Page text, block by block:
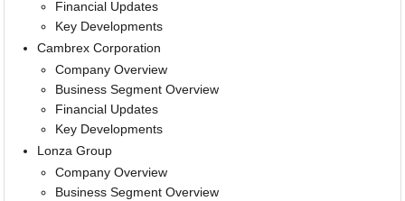
Financial Updates
Key Developments
Cambrex Corporation
Company Overview
Business Segment Overview
Financial Updates
Key Developments
Lonza Group
Company Overview
Business Segment Overview